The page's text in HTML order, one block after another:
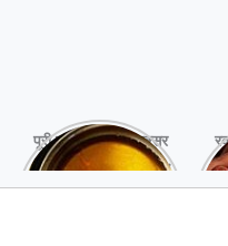
पूरी बनाने के बाद, अक्सर
तेल बच जाता है,ऐसे में